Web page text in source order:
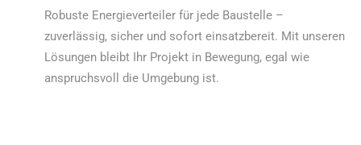
Robuste Energieverteiler für jede Baustelle –
zuverlässig, sicher und sofort einsatzbereit. Mit unseren
Lösungen bleibt Ihr Projekt in Bewegung, egal wie
anspruchsvoll die Umgebung ist.